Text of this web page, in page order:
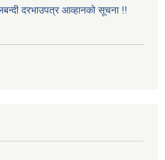
दरभाउपत्र आव्हानको सूचना !!